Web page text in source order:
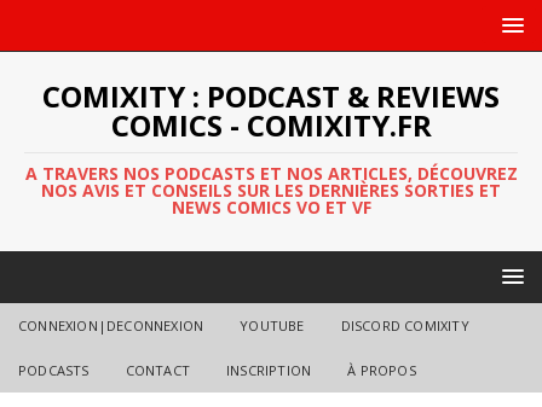
COMIXITY : PODCAST & REVIEWS
COMICS - COMIXITY.FR
A TRAVERS NOS PODCASTS ET NOS ARTICLES, DÉCOUVREZ
NOS AVIS ET CONSEILS SUR LES DERNIÈRES SORTIES ET
NEWS COMICS VO ET VF
CONNEXION|DECONNEXION YOUTUBE DISCORD COMIXITY
PODCASTS CONTACT INSCRIPTION À PROPOS